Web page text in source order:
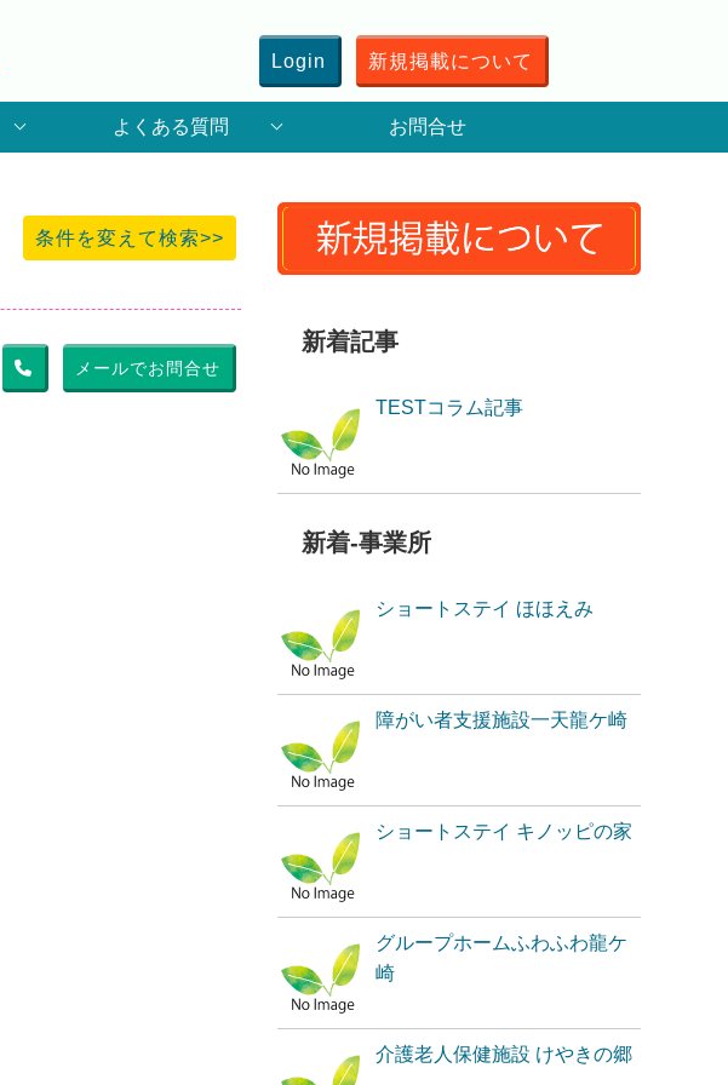
Login 新規掲載について
よくある質問 お問合せ
条件を変えて検索>>
メールでお問合せ
新着記事
TESTコラム記事
新着-事業所
ショートステイ ほほえみ
障がい者支援施設一天龍ケ崎
ショートステイ キノッピの家
グループホームふわふわ龍ケ
崎
介護老人保健施設 けやきの郷